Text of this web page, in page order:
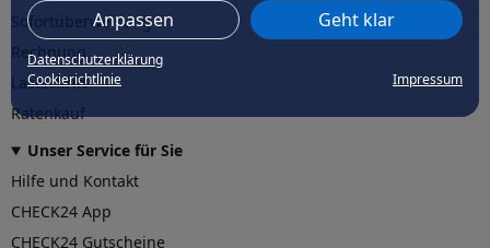
Anpassen Geht klar
Datenschutzerklärung
Cookierichtlinie
Impressum
Sofortüberweisung
Rechnung
Lastschrift
Ratenkauf
CHECK24hilftder Natur
Unser Service für Sie
Hilfe und Kontakt
CHECK24 App
CHECK24 Gutscheine